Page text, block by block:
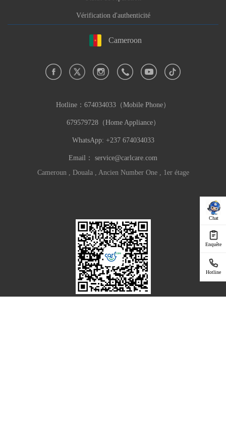
Chat
Enquête
Hotline
Vérification d'authenticité
Cameroon
Hotline： 674034033（Mobile Phone）
679579728（Home Appliance）
WhatsApp: +237 674034033
Email： service@carlcare.com
Cameroun , Douala , Ancien Number One , 1er étage